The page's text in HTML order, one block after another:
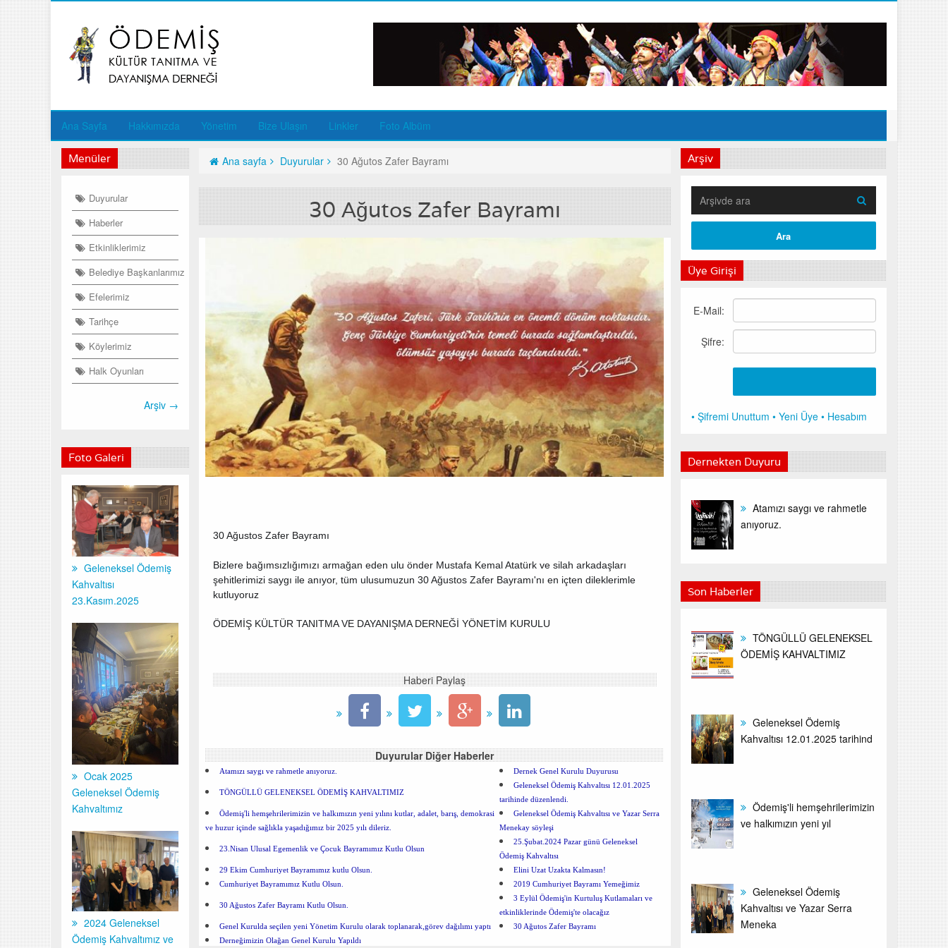
Ana Sayfa Hakkımızda Yönetim Bize Ulaşın Linkler Foto Albüm
Menüler
Duyurular
Haberler
Etkinliklerimiz
Belediye Başkanlarımız
Efelerimiz
Tarihçe
Köylerimiz
Halk Oyunları
Arşiv →
Foto Galeri
Geleneksel Ödemiş
Kahvaltısı
23.Kasım.2025
Ocak 2025
Geleneksel Ödemiş
Kahvaltımız
2024 Geleneksel
Ödemiş Kahvaltımız ve
Ana sayfa Duyurular 30 Ağutos Zafer Bayramı
30 Ağutos Zafer Bayramı
30 Ağustos Zafer Bayramı
Bizlere bağımsızlığımızı armağan eden ulu önder Mustafa Kemal Atatürk ve silah arkadaşları
şehitlerimizi saygı ile anıyor, tüm ulusumuzun 30 Ağustos Zafer Bayramı'nı en içten dileklerimle
kutluyoruz
ÖDEMİŞ KÜLTÜR TANITMA VE DAYANIŞMA DERNEĞİ YÖNETİM KURULU
Haberi Paylaş
Duyurular Diğer Haberler
Atamızı saygı ve rahmetle anıyoruz. Dernek Genel Kurulu Duyurusu
TÖNGÜLLÜ GELENEKSEL ÖDEMİŞ KAHVALTIMIZ
Geleneksel Ödemiş Kahvaltısı 12.01.2025
tarihinde düzenlendi.
Ödemiş'li hemşehrilerimizin ve halkımızın yeni yılını kutlar, adalet, barış, demokrasi
ve huzur içinde sağlıkla yaşadığımız bir 2025 yılı dileriz.
Geleneksel Ödemiş Kahvaltısı ve Yazar Serra
Menekay söyleşi
23.Nisan Ulusal Egemenlik ve Çocuk Bayramımız Kutlu Olsun
25.Şubat.2024 Pazar günü Geleneksel
Ödemiş Kahvaltısı
29 Ekim Cumhuriyet Bayramımız kutlu Olsun.
Elini Uzat Uzakta Kalmasın!
Cumhuriyet Bayramımız Kutlu Olsun.
2019 Cumhuriyet Bayramı Yemeğimiz
30 Ağustos Zafer Bayramı Kutlu Olsun.
3 Eylül Ödemiş'in Kurtuluş Kutlamaları ve
etkinliklerinde Ödemiş'te olacağız
Genel Kurulda seçilen yeni Yönetim Kurulu olarak toplanarak,görev dağılımı yaptı
30 Ağutos Zafer Bayramı
Derneğimizin Olağan Genel Kurulu Yapıldı
Arşiv
Üye Girişi
E-Mail:
Şifre:
• Şifremi Unuttum • Yeni Üye • Hesabım
Dernekten Duyuru
Atamızı saygı ve rahmetle
anıyoruz.
Son Haberler
TÖNGÜLLÜ GELENEKSEL
ÖDEMİŞ KAHVALTIMIZ
Geleneksel Ödemiş
Kahvaltısı 12.01.2025 tarihind
Ödemiş'li hemşehrilerimizin
ve halkımızın yeni yıl
Geleneksel Ödemiş
Kahvaltısı ve Yazar Serra
Meneka